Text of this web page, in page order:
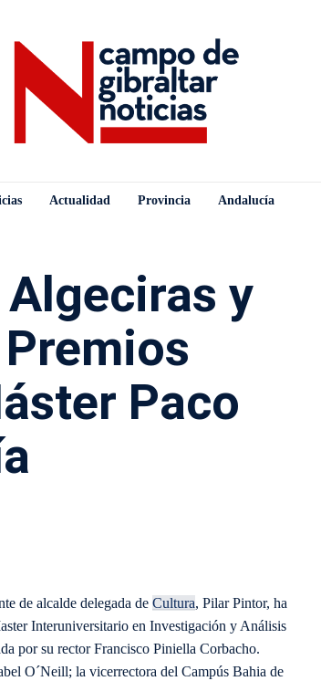
Actualidad Provincia Andalucía
y
Paco
de alcalde delegada de Cultura, Pilar Pintor, ha
Interuniversitario en Investigación y Análisis
por su rector Francisco Piniella Corbacho.
O´Neill; la vicerrectora del Campús Bahia de